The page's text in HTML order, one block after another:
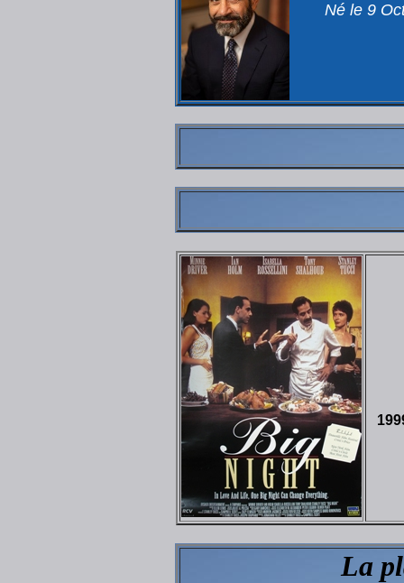
Né le 9
La